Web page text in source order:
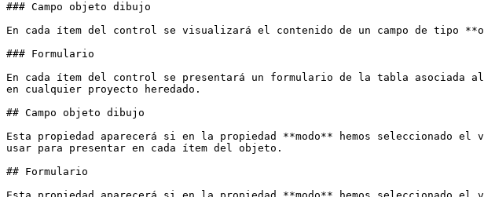
### Campo objeto dibujo
En cada ítem del control se visualizará el contenido de un campo de tipo
### Formulario
En cada ítem del control se presentará un formulario de la tabla asociada
en cualquier proyecto heredado.
## Campo objeto dibujo
Esta propiedad aparecerá si en la propiedad **modo** hemos seleccionado
usar para presentar en cada ítem del objeto.
## Formulario